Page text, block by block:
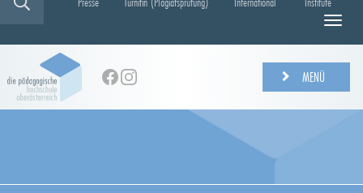
N
g
a
MENÜ